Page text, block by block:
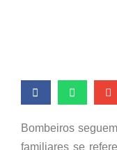
Bombeiros
familiares se